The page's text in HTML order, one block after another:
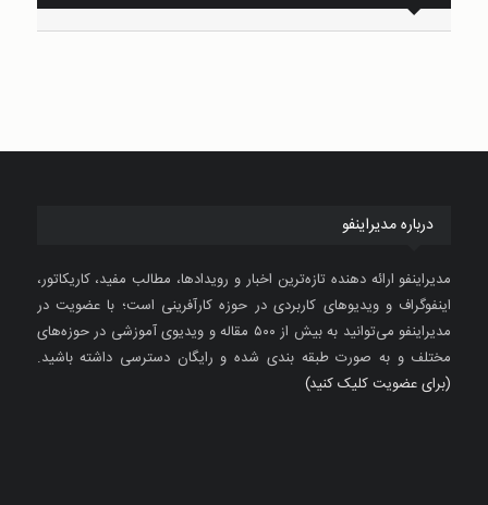
درباره مدیراینفو
مدیراینفو ارائه دهنده تازه‌ترین اخبار و رویدادها، مطالب مفید، کاریکاتور،
اینفوگراف و ویدیوهای کاربردی در حوزه کارآفرینی است؛ با عضویت در
مدیراینفو می‌توانید به بیش از ۵۰۰ مقاله و ویدیوی آموزشی در حوزه‌های
مختلف و به صورت طبقه بندی شده و رایگان دسترسی داشته باشید.
(برای عضویت کلیک کنید)